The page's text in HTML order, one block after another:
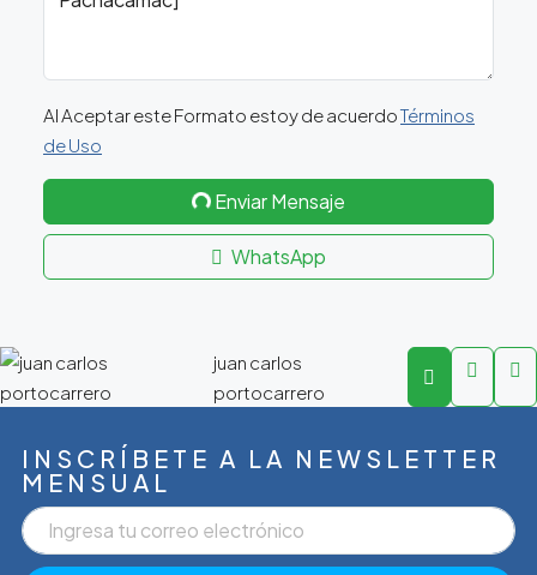
Al Aceptar este Formato estoy de acuerdoTérminos
de Uso
Enviar Mensaje
WhatsApp
juan carlos
portocarrero
INSCRÍBETE A LA NEWSLETTER
MENSUAL